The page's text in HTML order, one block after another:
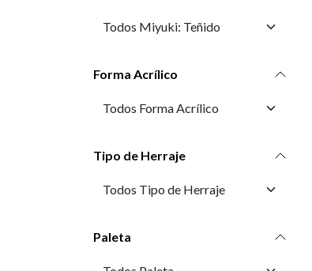
Forma Acrílico
Tipo de Herraje
Paleta